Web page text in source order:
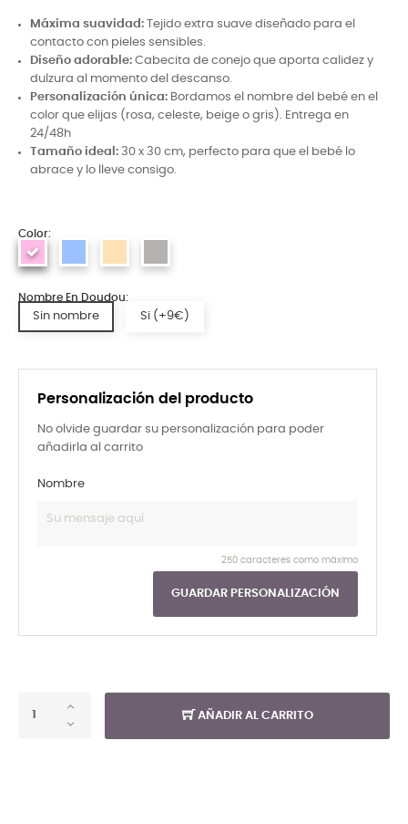
Máxima suavidad: Tejido extra suave diseñado para el
contacto con pieles sensibles.
Diseño adorable: Cabecita de conejo que aporta calidez y
dulzura al momento del descanso.
Personalización única: Bordamos el nombre del bebé en el
color que elijas (rosa, celeste, beige o gris). Entrega en
24/48h
Tamaño ideal: 30 x 30 cm, perfecto para que el bebé lo
abrace y lo lleve consigo.
Personalización del producto
No olvide guardar su personalización para poder
añadirla al carrito
Nombre
250 caracteres como máximo
GUARDAR PERSONALIZACIÓN
Color:
Nombre En Doudou:
Sin nombre Si (+9€)
AÑADIR AL CARRITO